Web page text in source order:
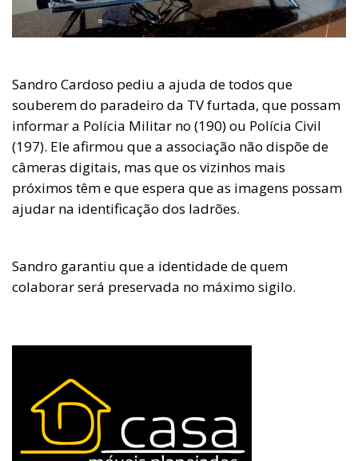
Sandro Cardoso pediu a ajuda de todos que
souberem do paradeiro da TV furtada, que possam
informar a Polícia Militar no (190) ou Polícia Civil
(197). Ele afirmou que a associação não dispõe de
câmeras digitais, mas que os vizinhos mais
próximos têm e que espera que as imagens possam
ajudar na identificação dos ladrões.
Sandro garantiu que a identidade de quem
colaborar será preservada no máximo sigilo.